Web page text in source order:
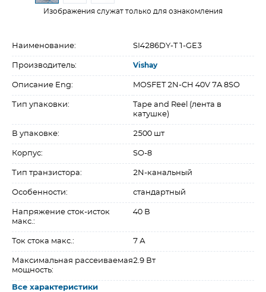
Изображения служат только для ознакомления
Наименование: SI4286DY-T1-GE3
Производитель: Vishay
Описание Eng: MOSFET 2N-CH 40V 7A 8SO
Тип упаковки:
Tape and Reel (лента в
катушке)
В упаковке: 2500 шт
Корпус: SO-8
Тип транзистора: 2N-канальный
Особенности: стандартный
Напряжение сток-исток
макс.:
40 В
Ток стока макс.: 7 А
Максимальная рассеиваемая
мощность:
2.9 Вт
Все характеристики